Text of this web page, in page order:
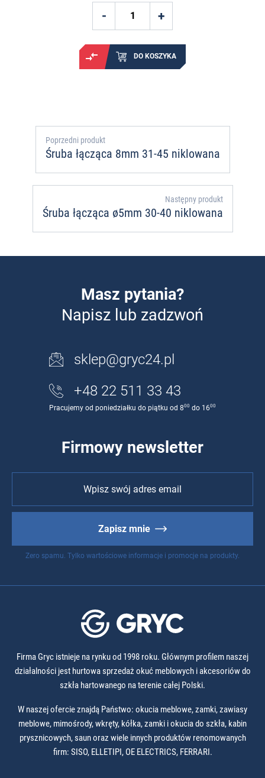
DO KOSZYKA
Poprzedni produkt
Śruba łącząca 8mm 31-45 niklowana
Następny produkt
Śruba łącząca ø5mm 30-40 niklowana
Masz pytania?
Napisz lub zadzwoń
sklep@gryc24.pl
+48 22 511 33 43
Pracujemy od poniedziałku do piątku od 800 do 1600
Firmowy newsletter
Zapisz mnie
Zero spamu. Tylko wartościowe informacje i promocje na produkty.
Firma Gryc istnieje na rynku od 1998 roku. Głównym profilem naszej
działalności jest hurtowa sprzedaż okuć meblowych i akcesoriów do
szkła hartowanego na terenie całej Polski.
W naszej ofercie znajdą Państwo: okucia meblowe, zamki, zawiasy
meblowe, mimośrody, wkręty, kółka, zamki i okucia do szkła, kabin
prysznicowych, saun oraz wiele innych produktów renomowanych
firm: SISO, ELLETIPI, OE ELECTRICS, FERRARI.